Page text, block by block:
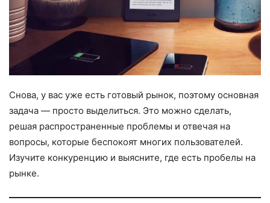
Снова, у вас уже есть готовый рынок, поэтому основная
задача — просто выделиться. Это можно сделать,
решая распространенные проблемы и отвечая на
вопросы, которые беспокоят многих пользователей.
Изучите конкуренцию и выясните, где есть пробелы на
рынке.